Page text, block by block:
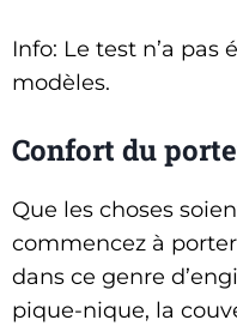
Info: Le test n’a pas
modèles.
Confort du
Que les choses
commencez à
dans ce genre
pique-nique, la